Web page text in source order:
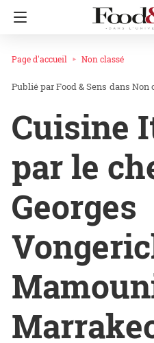
Page d'accueil Non classé
Food & Sens dans Non
Cuisine
par le
Georges